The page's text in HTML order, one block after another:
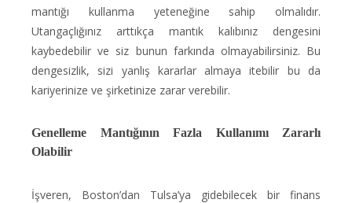
mantığı kullanma yeteneğine sahip olmalıdır.
Utangaçlığınız arttıkça mantık kalıbınız dengesini
kaybedebilir ve siz bunun farkında olmayabilirsiniz. Bu
dengesizlik, sizi yanlış kararlar almaya itebilir bu da
kariyerinize ve şirketinize zarar verebilir.
Genelleme Mantığının Fazla Kullanımı Zararlı
Olabilir
İşveren, Boston’dan Tulsa’ya gidebilecek bir finans